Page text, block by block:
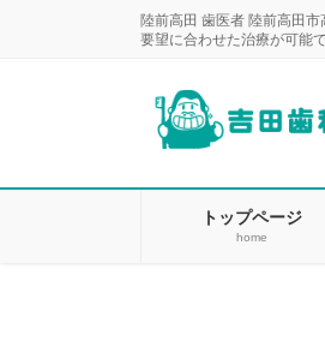
移
ン
陸前高田 歯医者 陸前高田
要望に合わせた治療が可能
トップページ
home